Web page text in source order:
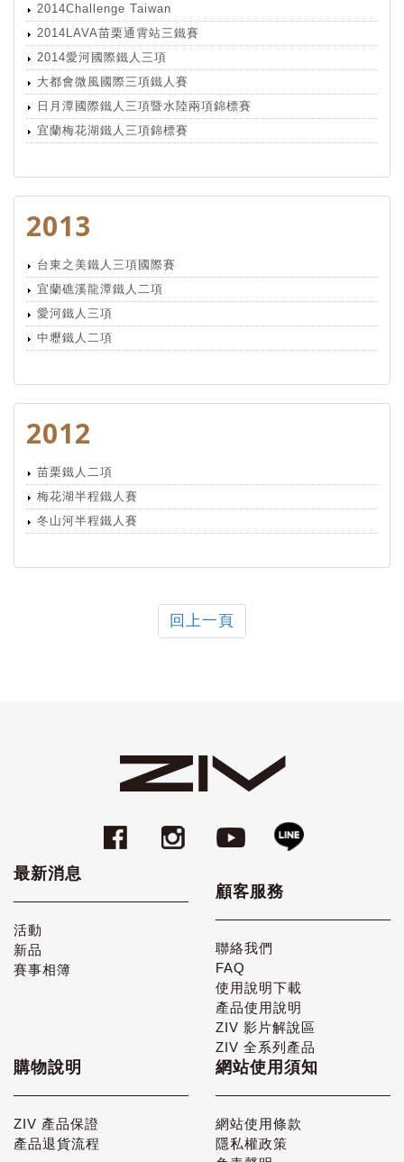
2014Challenge Taiwan
2014LAVA苗栗通霄站三鐵賽
2014愛河國際鐵人三項
大都會微風國際三項鐵人賽
日月潭國際鐵人三項暨水陸兩項錦標賽
宜蘭梅花湖鐵人三項錦標賽
2013
台東之美鐵人三項國際賽
宜蘭礁溪龍潭鐵人二項
愛河鐵人三項
中壢鐵人二項
2012
苗栗鐵人二項
梅花湖半程鐵人賽
冬山河半程鐵人賽
回上一頁
最新消息
活動
新品
賽事相簿
顧客服務
聯絡我們
FAQ
使用說明下載
產品使用說明
ZIV 影片解說區
ZIV 全系列產品
購物說明
ZIV 產品保證
產品退貨流程
網站使用須知
網站使用條款
隱私權政策